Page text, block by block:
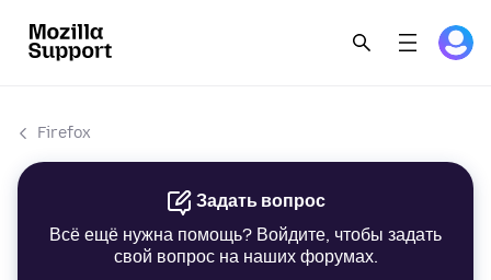
Firefox
Задать вопрос
Всё ещё нужна помощь? Войдите, чтобы задать
свой вопрос на наших форумах.